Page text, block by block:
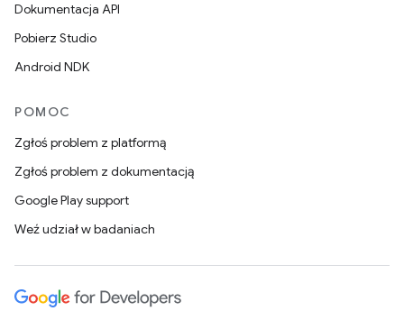
Dokumentacja API
Pobierz Studio
Android NDK
POMOC
Zgłoś problem z platformą
Zgłoś problem z dokumentacją
Google Play support
Weź udział w badaniach